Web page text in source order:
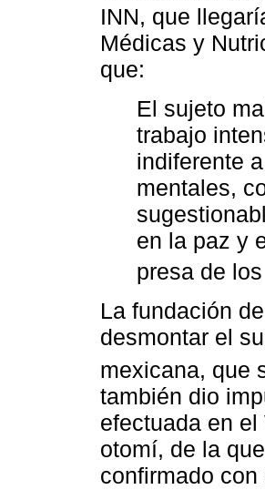
INN, que
Médicas y
que:
El sujeto
trabajo
indiferente
mentales,
en la paz y
presa de
La fundación
desmontar el
mexicana, que
también dio
efectuada en
otomí, de la
confirmado